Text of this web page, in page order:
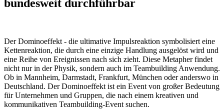
bundesweit durchführbar
Der Dominoeffekt - die ultimative Impulsreaktion symbolisiert eine
Kettenreaktion, die durch eine einzige Handlung ausgelöst wird und
eine Reihe von Ereignissen nach sich zieht. Diese Metapher findet
nicht nur in der Physik, sondern auch im Teambuilding Anwendung.
Ob in Mannheim, Darmstadt, Frankfurt, München oder anderswo in
Deutschland. Der Dominoeffekt ist ein Event von großer Bedeutung
für Unternehmen und Gruppen, die nach einem kreativen und
kommunikativen Teambuilding-Event suchen.